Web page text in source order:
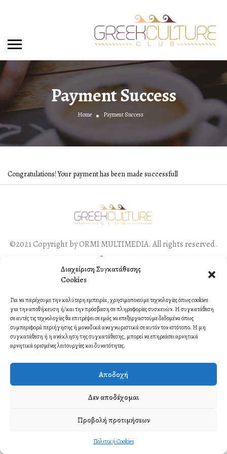
Διαχείριση Συγκατάθεσης
Cookies
Για να παρέχουμε την καλύτερη εμπειρία, χρησιμοποιούμε τεχνολογίες όπως cookies
για την αποθήκευση ή/και την πρόσβαση σε πληροφορίες συσκευών. Η συγκατάθεση
σε αυτές τις τεχνολογίες θα επιτρέψει σε εμάς να επεξεργαστούμε δεδομένα όπως
συμπεριφορά περιήγησης ή μοναδικά αναγνωριστικά σε αυτόν τον ιστότοπο. Η μη
συγκατάθεση ή η ανάκληση της συγκατάθεσης, μπορεί να επηρεάσει αρνητικά
αρνητικά ορισμένες λειτουργίες και δυνατότητες.
Αποδοχή
Δεν αποδέχομαι
Προβολή προτιμήσεων
Πολιτική Cookies
Payment Success
Home Payment Success
Congratulations! Your payment has been made successfull
©2021 Copyright by ORMI MULTIMEDIA. All rights reserved.
Contact